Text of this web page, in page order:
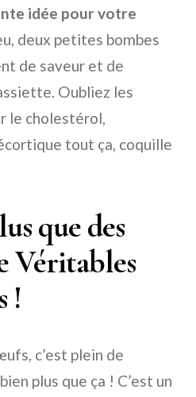
idée pour votre
deux petites bombes
de saveur et de
Oubliez les
le cholestérol,
tout ça, coquille
que des
Véritables
!
c’est plein de
plus que ça ! C’est un